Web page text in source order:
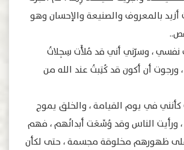
ﺑﺎﻟﻤﻌﺮﻭﻑ ﻭﺍﻟﺼﻨﻴﻌﺔ ﻭﺍﻹ‌ﺣﺴﺎﻥ ﻭﻫﻮ
ﻧﻔﺴﻲ ، ﻭﺳﺮّﻧﻲ ﺃﻧﻲ ﻗﺪ مُلأَت ﺳِﺠِﻼ‌ﺕُ
ﻭﺭﺟﻮﺕ ﺃﻥ ﺃﻛﻮﻥ ﻗﺪ ﻛُﺘِﺒﺖُ ﻋﻨﺪ ﺍﻟﻠﻪ من
كأنني ﻓﻲ ﻳﻮﻡ ﺍﻟﻘﻴﺎﻣﺔ ، ﻭﺍﻟﺨﻠﻖ ﻳﻤﻮﺝ
ﺍﻟﻨﺎﺱ ﻭﻗﺪ ﻭُﺳِّﻌَﺖ ﺃﺑﺪﺍﻧُﻬﻢ ، ﻓﻬﻢ
ﻇﻬﻮﺭﻫﻢ ﻣﺨﻠﻮﻗﺔ ﻣﺠﺴﻤﺔ ، ﺣﺘﻰ ﻟﻜﺄﻥ